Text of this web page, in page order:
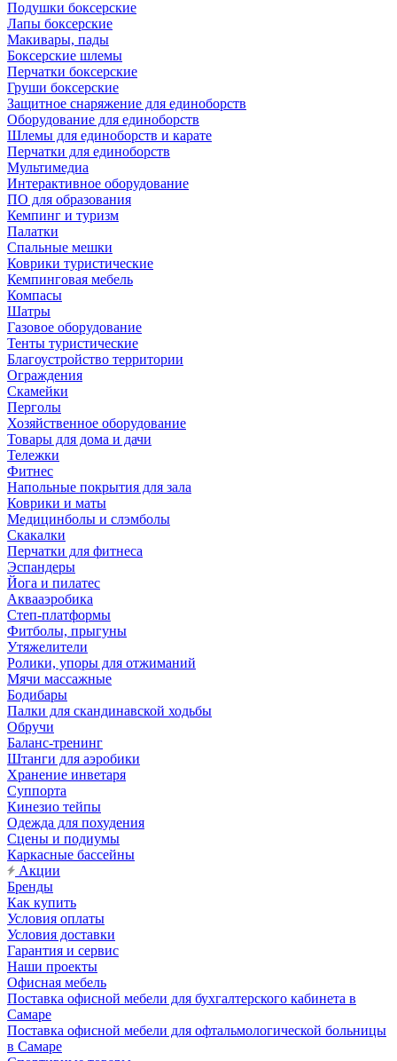
Подушки боксерские
Лапы боксерские
Макивары, пады
Боксерские шлемы
Перчатки боксерские
Груши боксерские
Защитное снаряжение для единоборств
Оборудование для единоборств
Шлемы для единоборств и карате
Перчатки для единоборств
Мультимедиа
Интерактивное оборудование
ПО для образования
Кемпинг и туризм
Палатки
Спальные мешки
Коврики туристические
Кемпинговая мебель
Компасы
Шатры
Газовое оборудование
Тенты туристические
Благоустройство территории
Ограждения
Скамейки
Перголы
Хозяйственное оборудование
Товары для дома и дачи
Тележки
Фитнес
Напольные покрытия для зала
Коврики и маты
Медицинболы и слэмболы
Скакалки
Перчатки для фитнеса
Эспандеры
Йога и пилатес
Аквааэробика
Степ-платформы
Фитболы, прыгуны
Утяжелители
Ролики, упоры для отжиманий
Мячи массажные
Бодибары
Палки для скандинавской ходьбы
Обручи
Баланс-тренинг
Штанги для аэробики
Хранение инветаря
Суппорта
Кинезио тейпы
Одежда для похудения
Сцены и подиумы
Каркасные бассейны
Акции
Бренды
Как купить
Условия оплаты
Условия доставки
Гарантия и сервис
Наши проекты
Офисная мебель
Поставка офисной мебели для бухгалтерского кабинета в
Самаре
Поставка офисной мебели для офтальмологической больницы
в Самаре